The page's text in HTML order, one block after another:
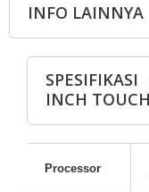
INFO LAINNYA
SPESIFIKASI
INCH
Processor